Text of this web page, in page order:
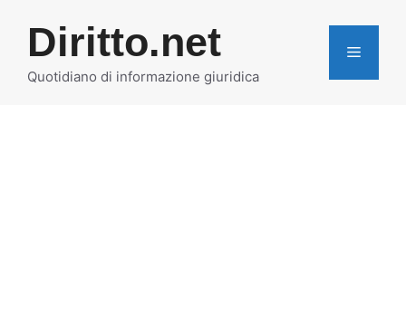
contenuto
Diritto.net
Quotidiano di informazione giuridica
MENU